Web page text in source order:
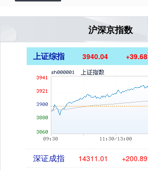
沪深京指数
上证综指 3940.04 +39.68
深证成指 14311.01 +200.89